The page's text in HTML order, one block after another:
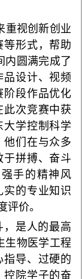
重视创新创业
等形式，帮助
内圆满完成了
品设计、视频
阶段作品优化
此次竞赛中获
大学控制科学
他们在与众多
于拼搏、奋斗
手的精神风
实的专业知识
评价。
，是人的最高
生物医学工程
指导、过硬的
控院学子的奋